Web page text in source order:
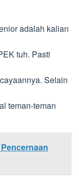
adalah kalian
tuh. Pasti
Selain
teman-teman